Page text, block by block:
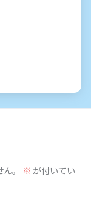
。 ※が付いてい